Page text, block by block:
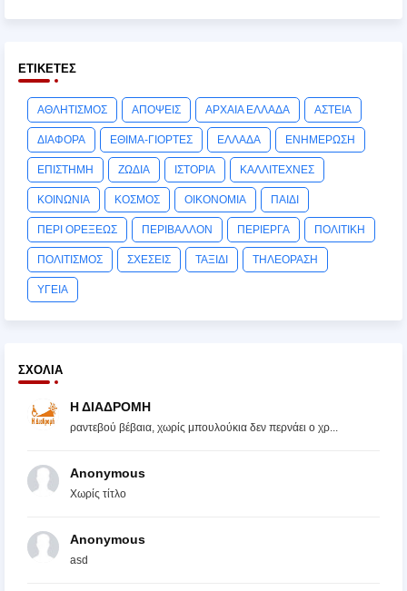
ΕΤΙΚΈΤΕΣ
ΑΘΛΗΤΙΣΜΟΣ ΑΠΟΨΕΙΣ ΑΡΧΑΙΑ ΕΛΛΑΔΑ ΑΣΤΕΙΑ
ΔΙΑΦΟΡΑ ΕΘΙΜΑ-ΓΙΟΡΤΕΣ ΕΛΛΑΔΑ ΕΝΗΜΕΡΩΣΗ
ΕΠΙΣΤΗΜΗ ΖΩΔΙΑ ΙΣΤΟΡΙΑ ΚΑΛΛΙΤΕΧΝΕΣ
ΚΟΙΝΩΝΙΑ ΚΟΣΜΟΣ ΟΙΚΟΝΟΜΙΑ ΠΑΙΔΙ
ΠΕΡΙ ΟΡΕΞΕΩΣ ΠΕΡΙΒΑΛΛΟΝ ΠΕΡΙΕΡΓΑ ΠΟΛΙΤΙΚΗ
ΠΟΛΙΤΙΣΜΟΣ ΣΧΕΣΕΙΣ ΤΑΞΙΔΙ ΤΗΛΕΟΡΑΣΗ
ΥΓΕΙΑ
ΣΧΌΛΙΑ
Η ΔΙΑΔΡΟΜΗ
ραντεβού βέβαια, χωρίς μπουλούκια δεν περνάει ο χρ...
Anonymous
Χωρίς τίτλο
Anonymous
asd